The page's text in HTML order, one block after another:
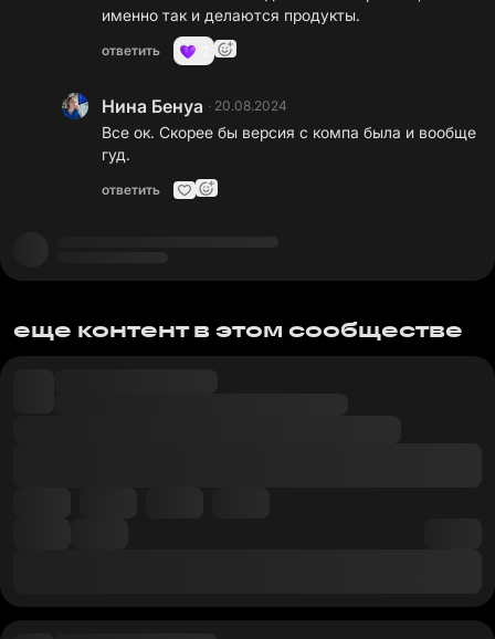
именно так и делаются продукты.
ответить
Нина Бенуа · 20.08.2024
Все ок. Скорее бы версия с компа была и вообще
гуд.
ответить
еще контент в этом сообществе